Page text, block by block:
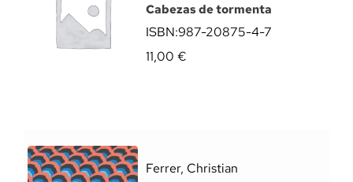
Cabezas de tormenta
ISBN:987-20875-4-7
11,00 €
Ferrer, Christian